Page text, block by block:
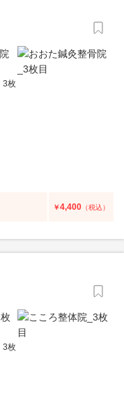
3枚
￥4,400 （税込）
3枚